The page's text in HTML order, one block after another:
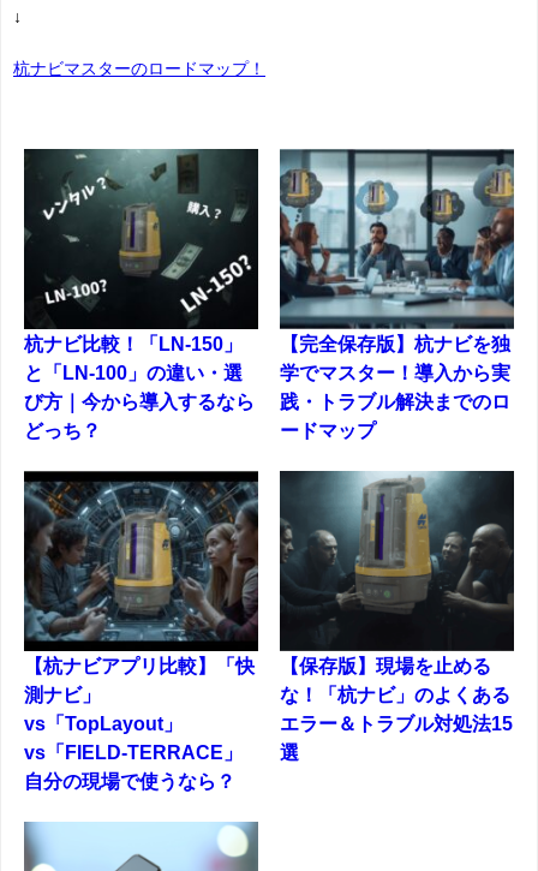
↓
杭ナビマスターのロードマップ！
杭ナビ比較！「LN-150」
と「LN-100」の違い・選
び方｜今から導入するなら
どっち？
【完全保存版】杭ナビを独
学でマスター！導入から実
践・トラブル解決までのロ
ードマップ
【杭ナビアプリ比較】「快
測ナビ」
vs「TopLayout」
vs「FIELD-TERRACE」
自分の現場で使うなら？
【保存版】現場を止める
な！「杭ナビ」のよくある
エラー＆トラブル対処法15
選